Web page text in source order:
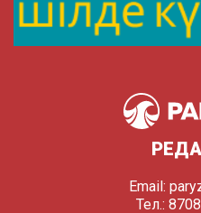
Email:
Тел.: